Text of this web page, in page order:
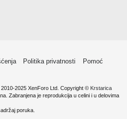
Politika privatnosti
Pomoć
2025 XenForo Ltd. Copyright © Krstarica
Zabranjena je reprodukcija u celini i u delovima
poruka.